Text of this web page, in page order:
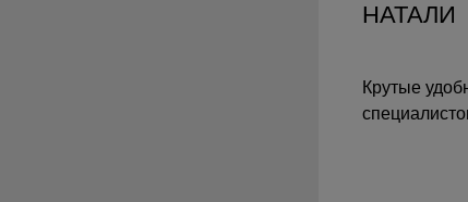
НАТАЛИ
Крутые
Почему